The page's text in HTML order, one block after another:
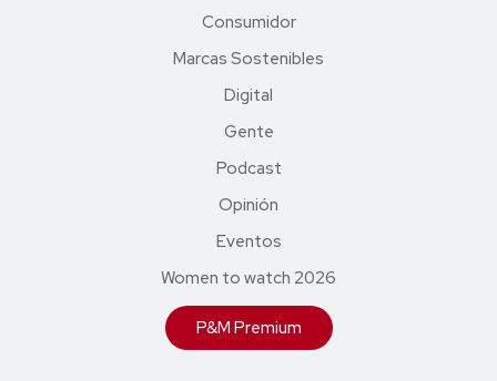
Consumidor
Marcas Sostenibles
Digital
Gente
Podcast
Opinión
Eventos
Women to watch 2026
P&M Premium